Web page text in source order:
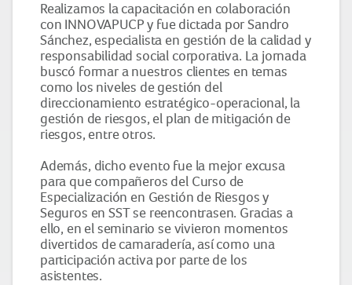
Realizamos la capacitación en colaboración
con INNOVAPUCP y fue dictada por Sandro
Sánchez, especialista en gestión de la calidad y
responsabilidad social corporativa. La jornada
buscó formar a nuestros clientes en temas
como los niveles de gestión del
direccionamiento estratégico-operacional, la
gestión de riesgos, el plan de mitigación de
riesgos, entre otros.
Además, dicho evento fue la mejor excusa
para que compañeros del Curso de
Especialización en Gestión de Riesgos y
Seguros en SST se reencontrasen. Gracias a
ello, en el seminario se vivieron momentos
divertidos de camaradería, así como una
participación activa por parte de los
asistentes.